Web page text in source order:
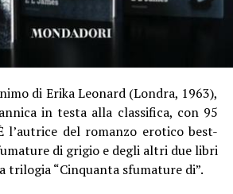
di Erika Leonard (Londra, 1963),
in testa alla classifica, con 95
l’autrice del romanzo erotico best-
di grigio e degli altri due libri
trilogia “Cinquanta sfumature di”.